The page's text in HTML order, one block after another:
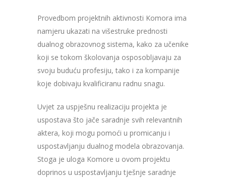
Provedbom projektnih aktivnosti Komora ima
namjeru ukazati na višestruke prednosti
dualnog obrazovnog sistema, kako za učenike
koji se tokom školovanja osposobljavaju za
svoju buduću profesiju, tako i za kompanije
koje dobivaju kvalificiranu radnu snagu.
Uvjet za uspješnu realizaciju projekta je
uspostava što jače saradnje svih relevantnih
aktera, koji mogu pomoći u promicanju i
uspostavljanju dualnog modela obrazovanja.
Stoga je uloga Komore u ovom projektu
doprinos u uspostavljanju tješnje saradnje